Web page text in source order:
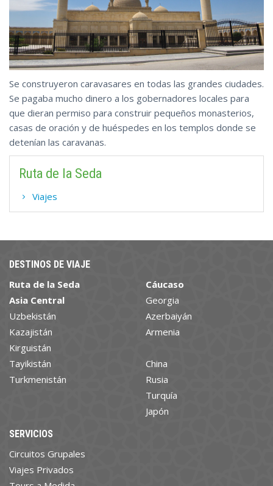
Se construyeron caravasares en todas las grandes ciudades.
Se pagaba mucho dinero a los gobernadores locales para
que dieran permiso para construir pequeños monasterios,
casas de oración y de huéspedes en los templos donde se
detenían las caravanas.
Ruta de la Seda
Viajes
DESTINOS DE VIAJE
Ruta de la Seda
Asia Central
Uzbekistán
Kazajistán
Kirguistán
Tayikistán
Turkmenistán
Cáucaso
Georgia
Azerbaiyán
Armenia
China
Rusia
Turquía
Japón
SERVICIOS
Circuitos Grupales
Viajes Privados